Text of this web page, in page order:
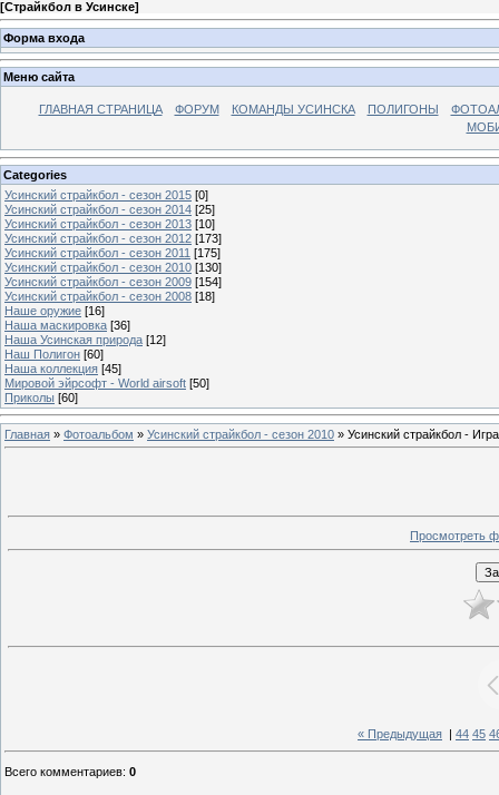
[Страйкбол в Усинске]
Форма входа
Меню сайта
ГЛАВНАЯ СТРАНИЦА ФОРУМ КОМАНДЫ УСИНСКА ПОЛИГОНЫ
Categories
Усинский страйкбол - сезон 2015 [0]
Усинский страйкбол - сезон 2014 [25]
Усинский страйкбол - сезон 2013 [10]
Усинский страйкбол - сезон 2012 [173]
Усинский страйкбол - сезон 2011 [175]
Усинский страйкбол - сезон 2010 [130]
Усинский страйкбол - сезон 2009 [154]
Усинский страйкбол - сезон 2008 [18]
Наше оружие [16]
Наша маскировка [36]
Наша Усинская природа [12]
Наш Полигон [60]
Наша коллекция [45]
Мировой эйрсофт - World airsoft [50]
Приколы [60]
Главная » Фотоальбом » Усинский страйкбол - сезон 2010 » Усинский страйкбол -
Просмотреть
« Предыдущая 44 45
Всего комментариев: 0